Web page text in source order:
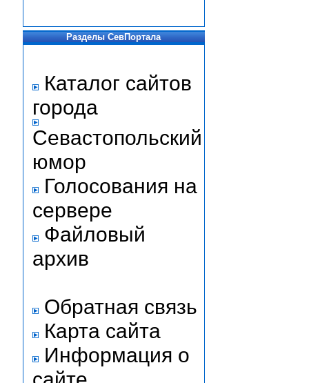
Разделы СевПортала
Каталог сайтов
города
Севастопольский
юмор
Голосования на
сервере
Файловый
архив
Обратная связь
Карта сайта
Информация о